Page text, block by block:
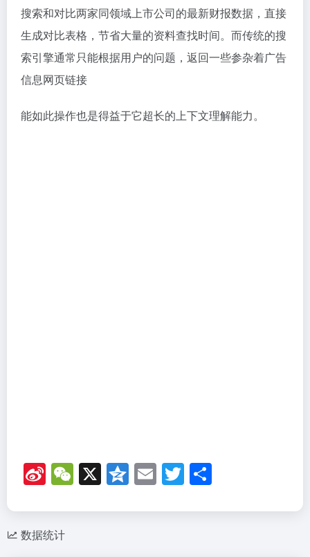
搜索和对比两家同领域上市公司的最新财报数据，直接
生成对比表格，节省大量的资料查找时间。而传统的搜
索引擎通常只能根据用户的问题，返回一些参杂着广告
信息网页链接
能如此操作也是得益于它超长的上下文理解能力。
Si
n
a
W
W
e
C
X Q
z
o
E
m
ail
T
wi
tt
数据统计